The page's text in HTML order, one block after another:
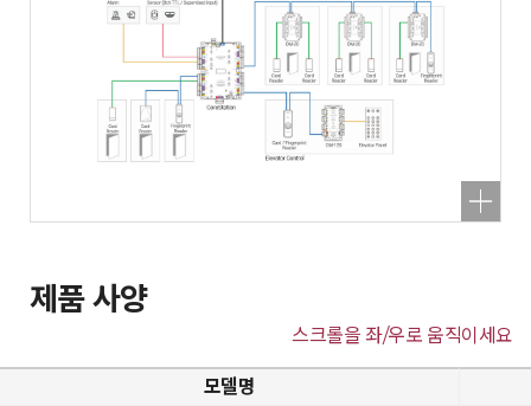
제품 사양
스크롤을 좌/우로 움직이세요
모델명